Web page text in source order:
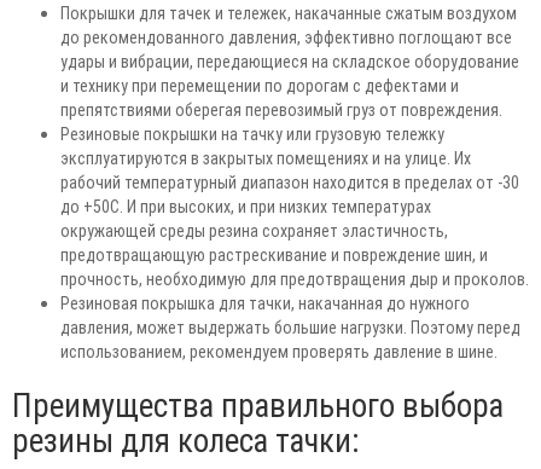
Покрышки для тачек и тележек, накачанные сжатым воздухом
до рекомендованного давления, эффективно поглощают все
удары и вибрации, передающиеся на складское оборудование
и технику при перемещении по дорогам с дефектами и
препятствиями оберегая перевозимый груз от повреждения.
Резиновые покрышки на тачку или грузовую тележку
эксплуатируются в закрытых помещениях и на улице. Их
рабочий температурный диапазон находится в пределах от -30
до +50С. И при высоких, и при низких температурах
окружающей среды резина сохраняет эластичность,
предотвращающую растрескивание и повреждение шин, и
прочность, необходимую для предотвращения дыр и проколов.
Резиновая покрышка для тачки, накачанная до нужного
давления, может выдержать большие нагрузки. Поэтому перед
использованием, рекомендуем проверять давление в шине.
Преимущества правильного выбора
резины для колеса тачки: